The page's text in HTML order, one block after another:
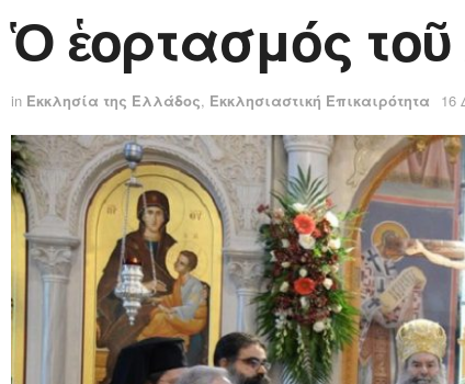
Ὁ ἑορτασμός
in Εκκλησία της Ελλάδος, Εκκλησιαστική Επικαιρότητα 16